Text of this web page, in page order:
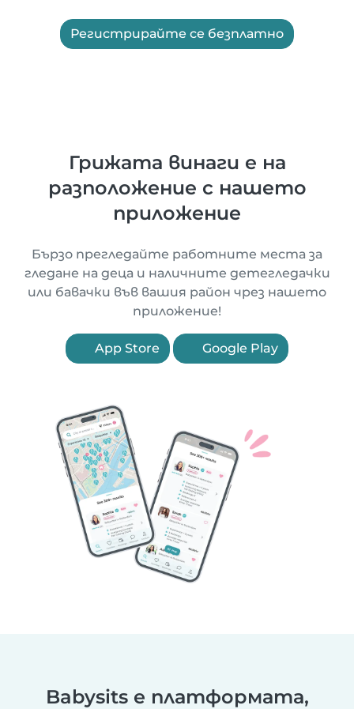
Регистрирайте се безплатно
Грижата винаги е на
разположение с нашето
приложение
Бързо прегледайте работните места за
гледане на деца и наличните детегледачки
или бавачки във вашия район чрез нашето
приложение!
App Store Google Play
Babysits е платформата,